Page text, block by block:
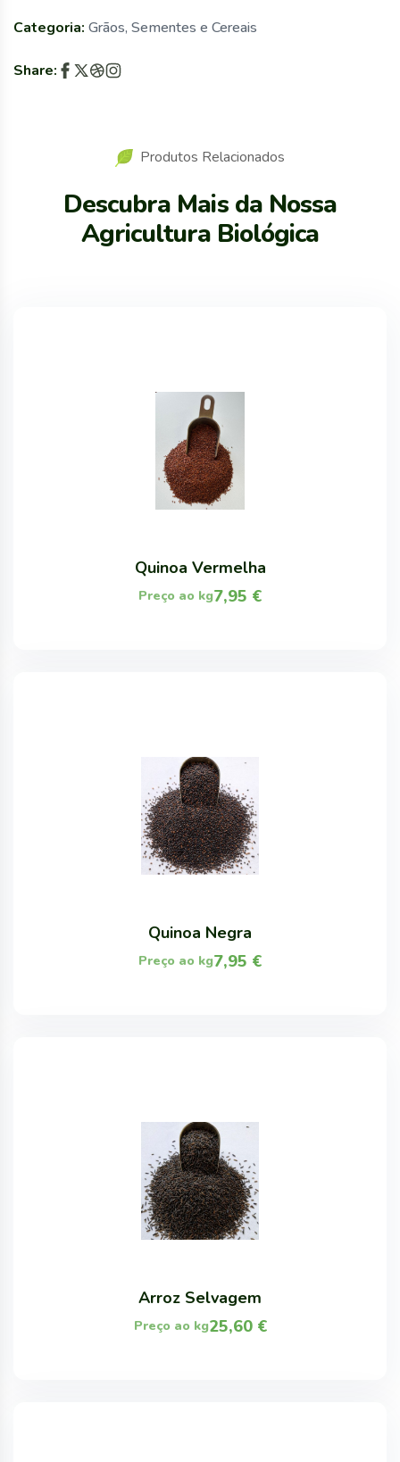
Categoria: Grãos, Sementes e Cereais
Share:
Produtos Relacionados
Descubra Mais da Nossa
Agricultura Biológica
Quinoa Vermelha
7,95 €
Preço ao kg
Quinoa Negra
7,95 €
Preço ao kg
Arroz Selvagem
25,60 €
Preço ao kg